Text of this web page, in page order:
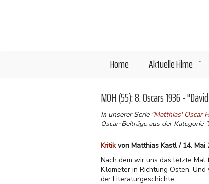
Home +
Aktuelle Filme
MOH (55): 8. Oscars 1936 -
In unserer Serie "Matthias' Oscar
Oscar-Beiträge aus der Kategorie
Kritikvon Matthias Kastl / 14. Mai
Nach dem wir uns das letzte Mal
Kilometer in Richtung Osten.
der Literaturgeschichte.